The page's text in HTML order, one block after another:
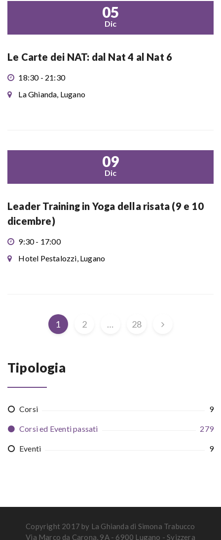
05
Dic
Le Carte dei NAT: dal Nat 4 al Nat 6
18:30 - 21:30
La Ghianda, Lugano
09
Dic
Leader Training in Yoga della risata (9 e 10
dicembre)
9:30 - 17:00
Hotel Pestalozzi, Lugano
1 2 … 28
Tipologia
Corsi 9
Corsi ed Eventi passati 279
Eventi 9
Copyright 2017 by La Ghianda di Simona Trabucco
Via Marco da Carona, 9A - 6900 Lugano - Svizzera